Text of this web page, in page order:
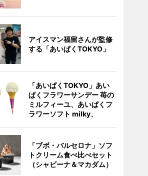
アイスマン福留さんが監修
する「あいぱくTOKYO」
「あいぱくTOKYO」あい
ぱくフラワーサンデー 苺の
ミルフィーユ、あいぱくフ
ラワーソフト milky、
「ブボ・バルセロナ」ソフ
トクリーム食べ比べセット
（シャビーナ＆マカダム）